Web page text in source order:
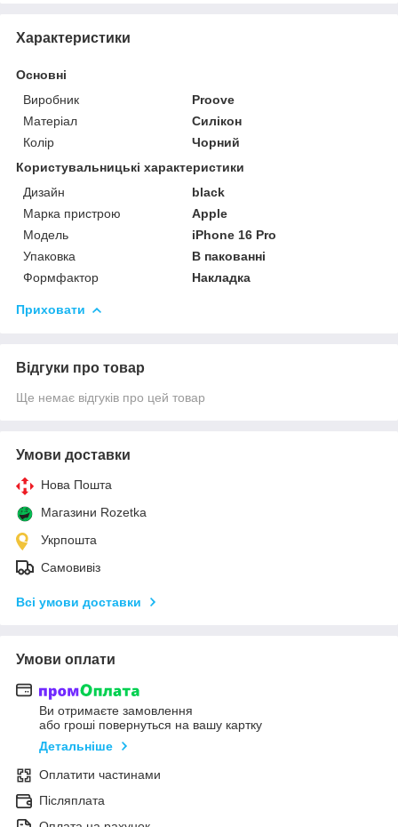
Характеристики
Основні
Виробник
Proove
Матеріал
Силікон
Колір
Чорний
Користувальницькі характеристики
Дизайн
black
Марка пристрою
Apple
Мoдель
iPhone 16 Pro
Упаковка
В пакованні
Формфактор
Накладка
Приховати
Відгуки про товар
Ще немає відгуків про цей товар
Умови доставки
Нова Пошта
Магазини Rozetka
Укрпошта
Самовивіз
Всі умови доставки
Умови оплати
Ви отримаєте замовлення
або гроші повернуться на вашу картку
Детальніше
Оплатити частинами
Післяплата